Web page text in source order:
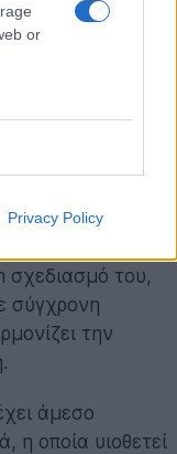
or
Privacy Policy
αυτής
μια πιο
της TP-Link
σχεδιασμό του,
σύγχρονη
την
άμεσο
η οποία υιοθετεί